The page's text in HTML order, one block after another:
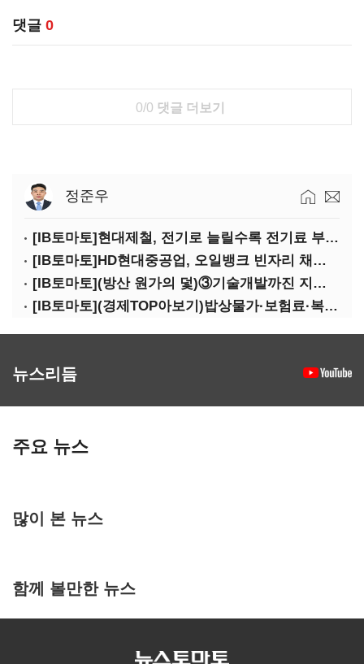
댓글 0
0/0 댓글 더보기
정준우
[IB토마토]현대제철, 전기로 늘릴수록 전기료 부담…저탄소 전환의 역설
[IB토마토]HD현대중공업, 오일뱅크 빈자리 채웠다…그룹 배당 핵심축 부상
[IB토마토](방산 원가의 덫)③기술개발까진 지원…수출은 각자도생
[IB토마토](경제TOP아보기)밥상물가·보험료·복구비…장마가 내미는 청구서
뉴스리듬
주요 뉴스
많이 본 뉴스
함께 볼만한 뉴스